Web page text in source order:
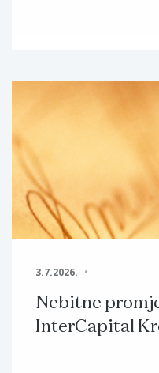
3.7.2026.
Nebitne
InterCapital